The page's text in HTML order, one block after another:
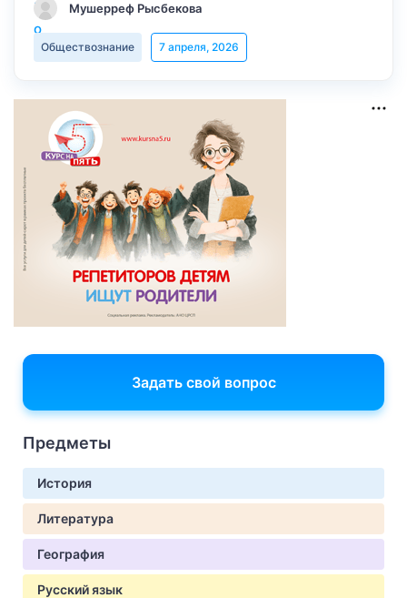
Мушерреф Рысбекова
Обществознание 7 апреля, 2026
Задать свой вопрос
Предметы
История
Литература
География
Русский язык